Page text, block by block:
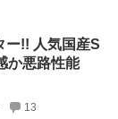
ー!! 人気国産S
か悪路性能
13